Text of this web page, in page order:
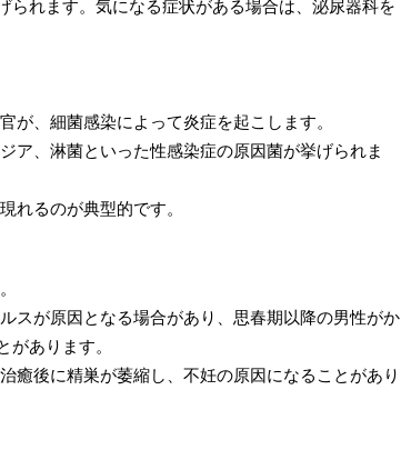
られます。気になる症状がある場合は、泌尿器科を
が、細菌感染によって炎症を起こします。
ア、淋菌といった性感染症の原因菌が挙げられま
れるのが典型的です。
スが原因となる場合があり、思春期以降の男性がか
あります。
癒後に精巣が萎縮し、不妊の原因になることがあり